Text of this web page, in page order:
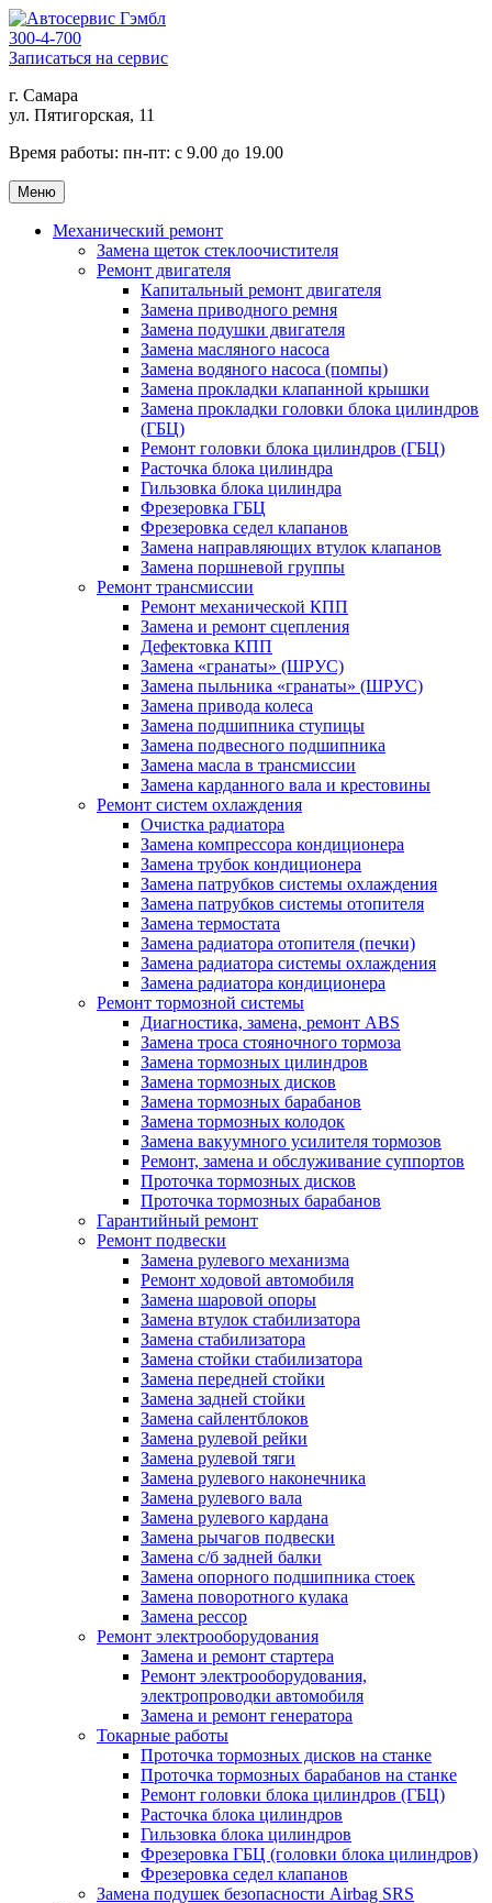
300-4-700
Записаться на сервис
г. Самара
ул. Пятигорская, 11
Время работы: пн-пт: с 9.00 до 19.00
Меню
Механический ремонт
Замена щеток стеклоочистителя
Ремонт двигателя
Капитальный ремонт двигателя
Замена приводного ремня
Замена подушки двигателя
Замена масляного насоса
Замена водяного насоса (помпы)
Замена прокладки клапанной крышки
Замена прокладки головки блока цилиндров
(ГБЦ)
Ремонт головки блока цилиндров (ГБЦ)
Расточка блока цилиндра
Гильзовка блока цилиндра
Фрезеровка ГБЦ
Фрезеровка седел клапанов
Замена направляющих втулок клапанов
Замена поршневой группы
Ремонт трансмиссии
Ремонт механической КПП
Замена и ремонт сцепления
Дефектовка КПП
Замена «гранаты» (ШРУС)
Замена пыльника «гранаты» (ШРУС)
Замена привода колеса
Замена подшипника ступицы
Замена подвесного подшипника
Замена масла в трансмиссии
Замена карданного вала и крестовины
Ремонт систем охлаждения
Очистка радиатора
Замена компрессора кондиционера
Замена трубок кондиционера
Замена патрубков системы охлаждения
Замена патрубков системы отопителя
Замена термостата
Замена радиатора отопителя (печки)
Замена радиатора системы охлаждения
Замена радиатора кондиционера
Ремонт тормозной системы
Диагностика, замена, ремонт ABS
Замена троса стояночного тормоза
Замена тормозных цилиндров
Замена тормозных дисков
Замена тормозных барабанов
Замена тормозных колодок
Замена вакуумного усилителя тормозов
Ремонт, замена и обслуживание суппортов
Проточка тормозных дисков
Проточка тормозных барабанов
Гарантийный ремонт
Ремонт подвески
Замена рулевого механизма
Ремонт ходовой автомобиля
Замена шаровой опоры
Замена втулок стабилизатора
Замена стабилизатора
Замена стойки стабилизатора
Замена передней стойки
Замена задней стойки
Замена сайлентблоков
Замена рулевой рейки
Замена рулевой тяги
Замена рулевого наконечника
Замена рулевого вала
Замена рулевого кардана
Замена рычагов подвески
Замена с/б задней балки
Замена опорного подшипника стоек
Замена поворотного кулака
Замена рессор
Ремонт электрооборудования
Замена и ремонт стартера
Ремонт электрооборудования,
электропроводки автомобиля
Замена и ремонт генератора
Токарные работы
Проточка тормозных дисков на станке
Проточка тормозных барабанов на станке
Ремонт головки блока цилиндров (ГБЦ)
Расточка блока цилиндров
Гильзовка блока цилиндров
Фрезеровка ГБЦ (головки блока цилиндров)
Фрезеровка седел клапанов
Замена подушек безопасности Airbag SRS